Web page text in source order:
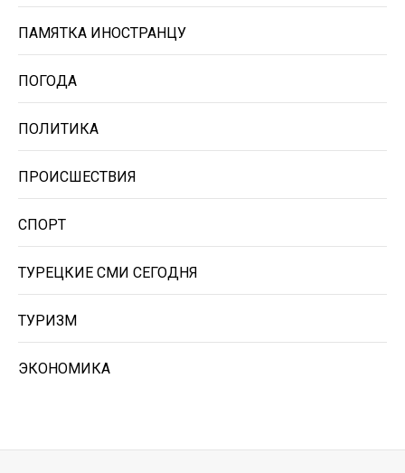
ПАМЯТКА ИНОСТРАНЦУ
ПОГОДА
ПОЛИТИКА
ПРОИСШЕСТВИЯ
СПОРТ
ТУРЕЦКИЕ СМИ СЕГОДНЯ
ТУРИЗМ
ЭКОНОМИКА